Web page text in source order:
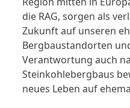
die RAG, sorgen als
Zukunft auf unseren
Bergbaustandorten
Verantwortung auch
Steinkohlebergbaus
neues Leben auf